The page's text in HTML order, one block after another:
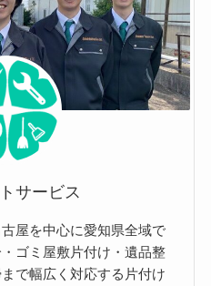
サービス
屋を中心に愛知県全域で
ゴミ屋敷片付け・遺品整
で幅広く対応する片付け